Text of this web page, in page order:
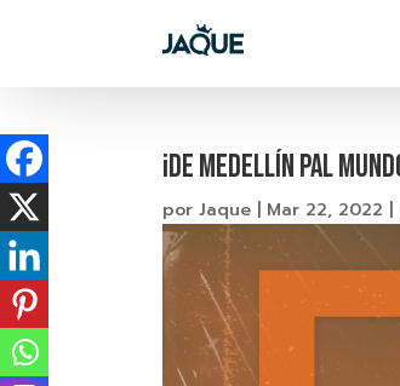
¡DE MEDELLÍN PAL
porJaque | Mar 22, 2022 |